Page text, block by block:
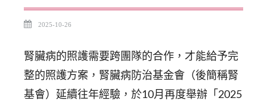
2025-10-26
腎臟病的照護需要跨團隊的合作，才能給予完
整的照護方案，腎臟病防治基金會（後簡稱腎
基會）延續往年經驗，於10月再度舉辦「2025